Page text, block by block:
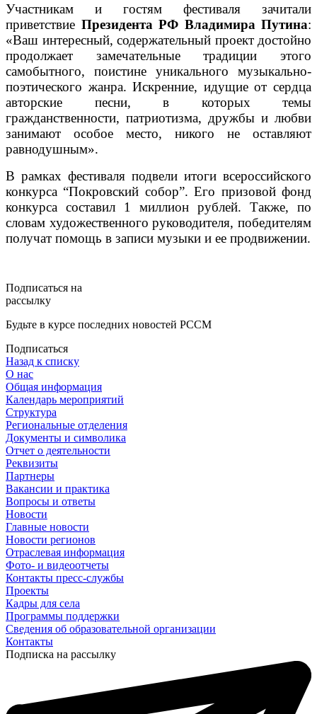
Участникам и гостям фестиваля зачитали
приветствие Президента РФ Владимира Путина:
«Ваш интересный, содержательный проект достойно
продолжает замечательные традиции этого
самобытного, поистине уникального музыкально-
поэтического жанра. Искренние, идущие от сердца
авторские песни, в которых темы
гражданственности, патриотизма, дружбы и любви
занимают особое место, никого не оставляют
равнодушным».
В рамках фестиваля подвели итоги всероссийского
конкурса “Покровский собор”. Его призовой фонд
конкурса составил 1 миллион рублей. Также, по
словам художественного руководителя, победителям
получат помощь в записи музыки и ее продвижении.
Подписаться на
рассылку
Будьте в курсе последних новостей РССМ
Подписаться
Назад к списку
О нас
Общая информация
Календарь мероприятий
Структура
Региональные отделения
Документы и символика
Отчет о деятельности
Реквизиты
Партнеры
Вакансии и практика
Вопросы и ответы
Новости
Главные новости
Новости регионов
Отраслевая информация
Фото- и видеоотчеты
Контакты пресс-службы
Проекты
Кадры для села
Программы поддержки
Сведения об образовательной организации
Контакты
Подписка на рассылку